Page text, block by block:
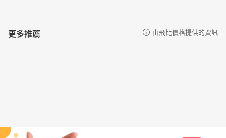
更多推薦 由飛比價格提供的資訊